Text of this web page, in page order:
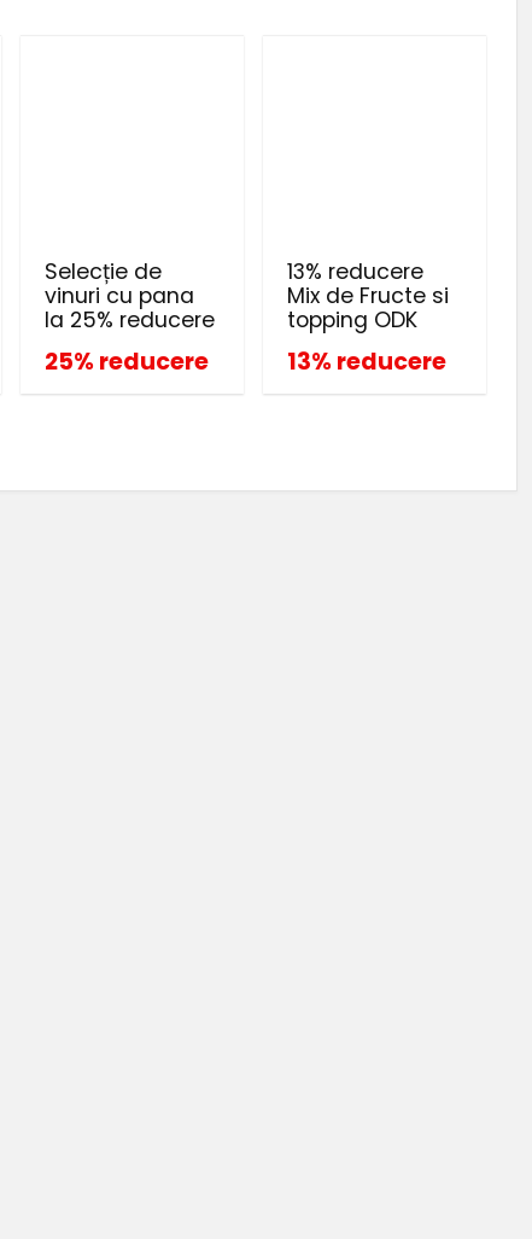
Selecție de
vinuri cu pana
la 25% reducere
25% reducere
13% reducere
Mix de Fructe si
topping ODK
13% reducere